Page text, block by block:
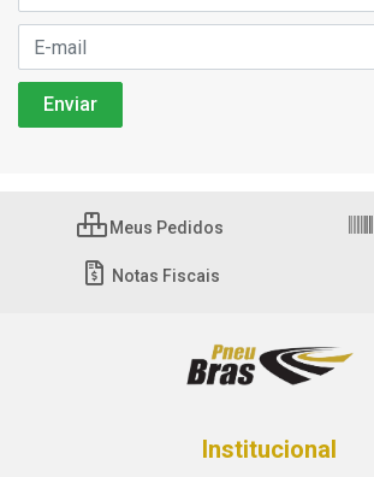
Meus Pedidos
Notas Fiscais
Institucional